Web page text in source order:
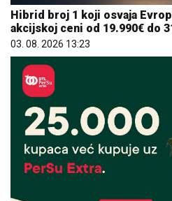
Hibrid broj 1 koji osvaja
akcijskoj ceni od 19.990€ do
03. 08. 2026 13:23